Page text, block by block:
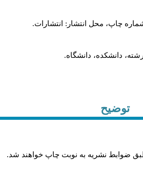
چاپ، محل انتشار: انتشارات.
دانشکده، دانشگاه.
توضیح
ضوابط نشريه به نوبت چاپ خواهند شد.